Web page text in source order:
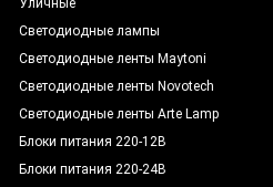
Светодиодные лампы
Светодиодные ленты Maytoni
Светодиодные ленты Novotech
Светодиодные ленты Arte Lamp
Блоки питания 220-12В
Блоки питания 220-24В